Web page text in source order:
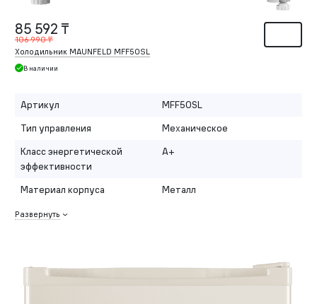
85 592 ₸
106 990 ₸
Холодильник MAUNFELD MFF50SL
В наличии
Артикул
MFF50SL
Тип управления
Механическое
Класс энергетической
эффективности
A+
Материал корпуса Металл
Развернуть